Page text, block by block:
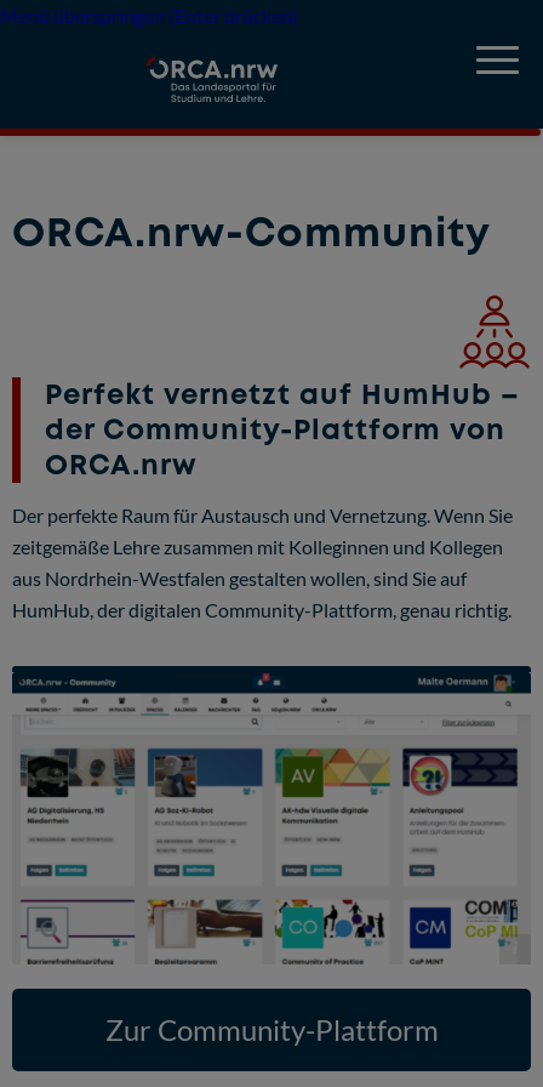
Menü überspringen (Enter drücken)
ORCA.nrw-Community
Perfekt vernetzt auf HumHub –
der Community-Plattform von
ORCA.nrw
Der perfekte Raum für Austausch und Vernetzung. Wenn Sie
zeitgemäße Lehre zusammen mit Kolleginnen und Kollegen
aus Nordrhein-Westfalen gestalten wollen, sind Sie auf
HumHub, der digitalen Community-Plattform, genau richtig.
ORCA.nrw
Zur Community-Plattform